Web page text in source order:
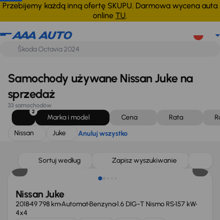
Przebijemy każdą inną ofertę SKUPU. Darmowa wycena auta
online TU.
Nissan Juke Anuluj wszystko
Samochody używane Nissan Juke na
sprzedaż
33 samochodów
2
Marka i model Cena Rata
Nissan
Juke Anuluj wszystko
Sortuj według Zapisz wyszukiwanie
Taniej o 1 000 zł
Nissan Juke
201849 798 kmAutomatBenzyna1.6 DIG-T Nismo RS157 kW
4x4